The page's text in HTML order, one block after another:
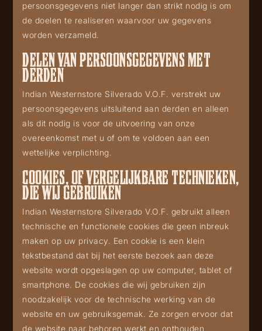
persoonsgegevens niet langer dan strikt nodig is om
de doelen te realiseren waarvoor uw gegevens
worden verzameld.
DELEN VAN PERSOONSGEGEVENS MET
DERDEN
Indian Westernstore Silverado V.O.F. verstrekt uw
persoonsgegevens uitsluitend aan derden en alleen
als dit nodig is voor de uitvoering van onze
overeenkomst met u of om te voldoen aan een
wettelijke verplichting.
COOKIES, OF VERGELIJKBARE TECHNIEKEN,
DIE WIJ GEBRUIKEN
Indian Westernstore Silverado V.O.F. gebruikt alleen
technische en functionele cookies die geen inbreuk
maken op uw privacy. Een cookie is een klein
tekstbestand dat bij het eerste bezoek aan deze
website wordt opgeslagen op uw computer, tablet of
smartphone. De cookies die wij gebruiken zijn
noodzakelijk voor de technische werking van de
website en uw gebruiksgemak. Ze zorgen ervoor dat
de website naar behoren werkt en onthouden